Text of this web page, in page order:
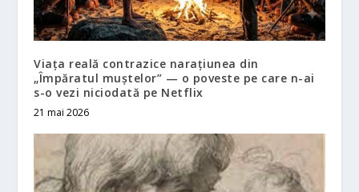
Viața reală contrazice narațiunea din
„Împăratul muștelor” — o poveste pe care n-ai
s-o vezi niciodată pe Netflix
21 mai 2026